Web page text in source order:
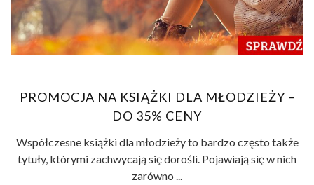
PROMOCJA NA KSIĄŻKI DLA MŁODZIEŻY –
DO 35% CENY
Współczesne książki dla młodzieży to bardzo często także
tytuły, którymi zachwycają się dorośli. Pojawiają się w nich
zarówno ...